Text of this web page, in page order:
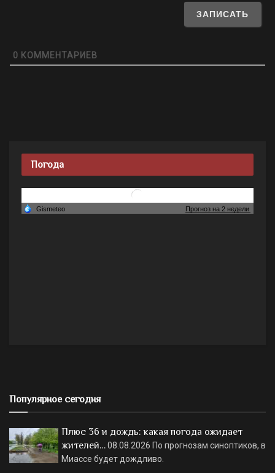
0 КОММЕНТАРИЕВ
Погода
Популярное сегодня
Плюс 36 и дождь: какая погода ожидает
жителей…08.08.2026 По прогнозам синоптиков, в
Миассе будет дождливо.